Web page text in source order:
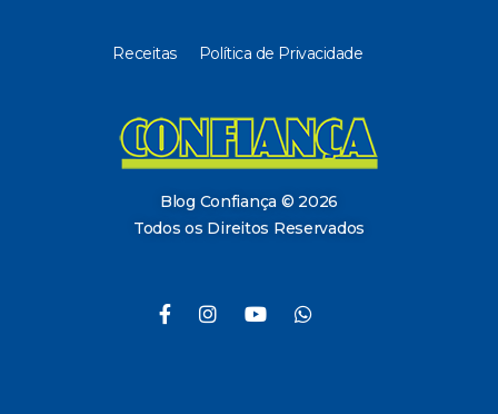
Receitas Política de Privacidade
Blog Confiança © 2026
Todos os Direitos Reservados